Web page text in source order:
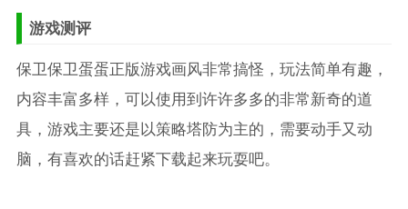
游戏测评
保卫保卫蛋蛋正版游戏画风非常搞怪，玩法简单有趣，
内容丰富多样，可以使用到许许多多的非常新奇的道
具，游戏主要还是以策略塔防为主的，需要动手又动
脑，有喜欢的话赶紧下载起来玩耍吧。